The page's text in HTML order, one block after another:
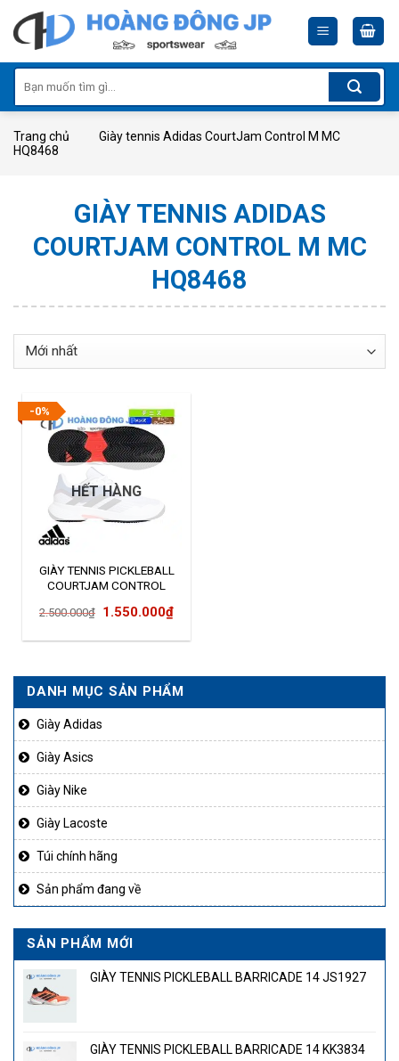
content
kiếm:
Trang chủ
Giày tennis Adidas CourtJam Control M MC
HQ8468
GIÀY TENNIS ADIDAS
COURTJAM CONTROL M MC
HQ8468
-0%
HẾT HÀNG
GIÀY TENNIS PICKLEBALL
COURTJAM CONTROL
2.500.000₫ Giá
2.500.000₫.
1.550.000₫Giá
là:
1.550.000₫.
DANH MỤC SẢN PHẨM
Giày Adidas
Giày Asics
Giày Nike
Giày Lacoste
Túi chính hãng
Sản phẩm đang về
SẢN PHẨM MỚI
GIÀY TENNIS PICKLEBALL BARRICADE 14 JS1927
GIÀY TENNIS PICKLEBALL BARRICADE 14 KK3834